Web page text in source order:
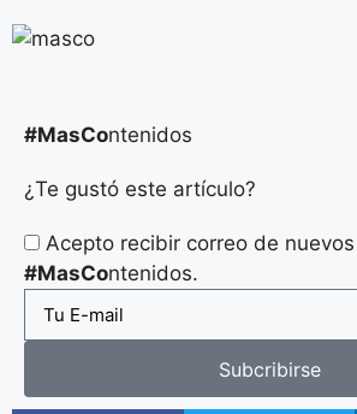
#MasContenidos
¿Te gustó este artículo?
Acepto recibir correo de
#MasContenidos.
Subcribirse